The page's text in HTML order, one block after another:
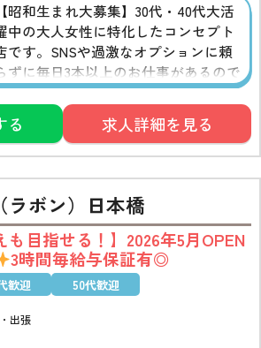
【昭和生まれ大募集】30代・40代大活
中の大人女性に特化したコンセプト
です。SNSや過激なオプションに頼
ずに毎日3本以上のお仕事があるので
トレスも少なく、長く働き続けるこ
とができます◎頼れるオーナーの完全
人店なのでグループ店が苦手な方に
おすすめ♪
る 求人詳細を見る
ラボン）日本橋
も目指せる！】2026年5月OPEN
3時間毎給与保証有◎
歓迎 50代歓迎
出張